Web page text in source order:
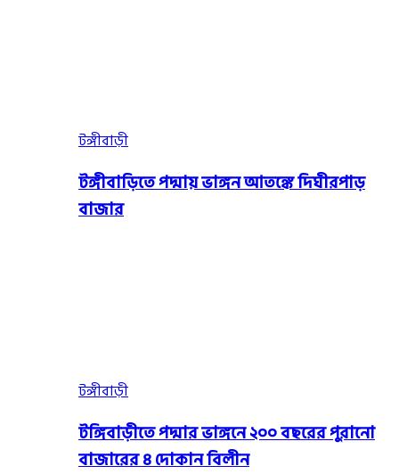
টঙ্গীবাড়ী
টঙ্গীবাড়িতে পদ্মায় ভাঙ্গন আতঙ্কে দিঘীরপাড়
বাজার
টঙ্গীবাড়ী
টঙ্গিবাড়ীতে পদ্মার ভাঙ্গনে ২০০ বছরের পুরানো
বাজারের ৪ দোকান বিলীন